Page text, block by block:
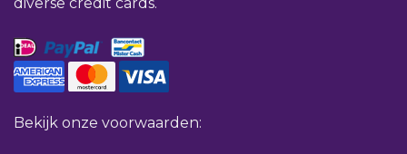
Bekijk onze voorwaarden: